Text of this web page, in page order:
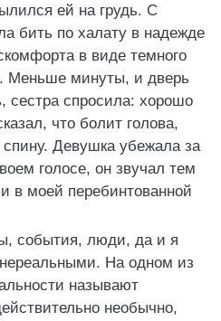
ей на грудь. С
бить по халату в надежде
в виде темного
Меньше минуты, и дверь
сестра спросила: хорошо
что болит голова,
Девушка убежала за
голосе, он звучал тем
в моей перебинтованной
события, люди, да и я
На одном из
называют
необычно,